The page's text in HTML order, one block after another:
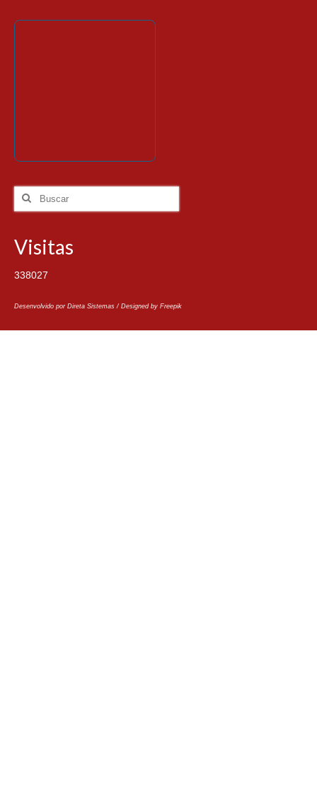
Visitas
338027
Desenvolvido por Direta Sistemas / Designed by Freepik